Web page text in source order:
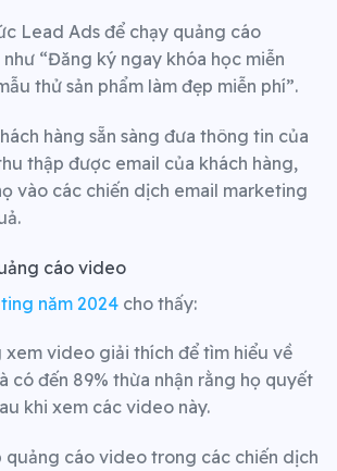
Lead Ads để chạy quảng cáo
“Đăng ký ngay khóa học miễn
thử sản phẩm làm đẹp miễn phí”.
hàng sẵn sàng đưa thông tin của
thập được email của khách hàng,
vào các chiến dịch email marketing
cáo video
năm 2024 cho thấy:
xem video giải thích để tìm hiểu về
có đến 89% thừa nhận rằng họ quyết
khi xem các video này.
quảng cáo video trong các chiến dịch